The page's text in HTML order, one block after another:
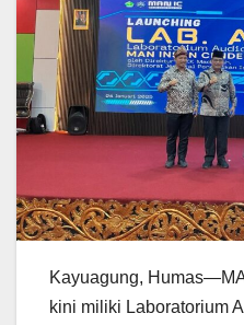
Kayuagung,
kini miliki Laboratorium